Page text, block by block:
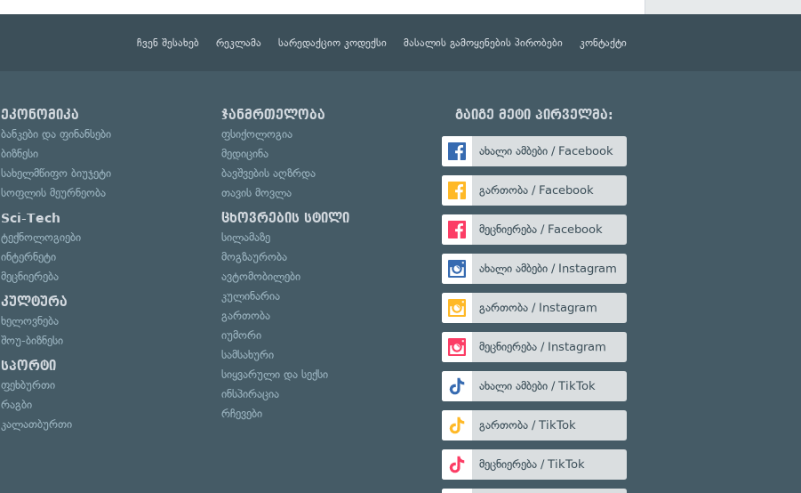
ჩვენ შესახებ რეკლამა სარედაქციო კოდექსი მასალის გამოყენების პირობები კონტაქტი
ეკონომიკა
ბანკები და ფინანსები
ბიზნესი
სახელმწიფო ბიუჯეტი
სოფლის მეურნეობა
Sci-Tech
ტექნოლოგიები
ინტერნეტი
მეცნიერება
კულტურა
ხელოვნება
შოუ-ბიზნესი
სპორტი
ფეხბურთი
რაგბი
კალათბურთი
ჯანმრთელობა
ფსიქოლოგია
მედიცინა
ბავშვების აღზრდა
თავის მოვლა
ცხოვრების სტილი
სილამაზე
მოგზაურობა
ავტომობილები
კულინარია
გართობა
იუმორი
სამსახური
სიყვარული და სექსი
ინსპირაცია
რჩევები
გაიგე მეტი პირველმა:
ახალი ამბები / Facebook
გართობა / Facebook
მეცნიერება / Facebook
ახალი ამბები / Instagram
გართობა / Instagram
მეცნიერება / Instagram
ახალი ამბები / TikTok
გართობა / TikTok
მეცნიერება / TikTok